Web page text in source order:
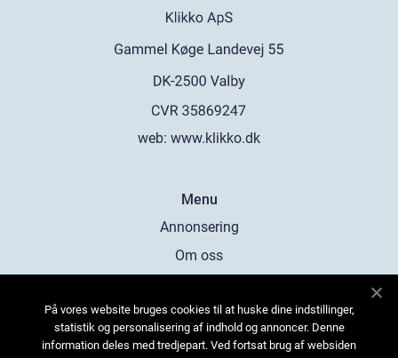
web: www.klikko.dk
Menu
Annonsering
Om oss
Kontakta oss
Sitemap
På vores website bruges cookies til at huske dine indstillinger,
statistik og personalisering af indhold og annoncer. Denne
information deles med tredjepart. Ved fortsat brug af websiden